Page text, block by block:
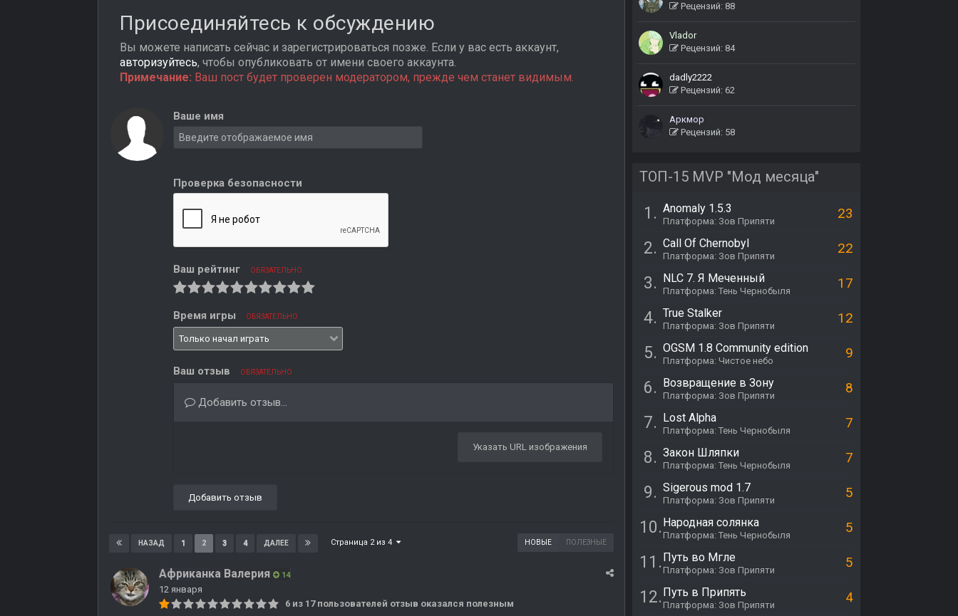
Присоединяйтесь к обсуждению
Вы можете написать сейчас и зарегистрироваться позже. Если у вас есть аккаунт,
авторизуйтесь, чтобы опубликовать от имени своего аккаунта.
Примечание: Ваш пост будет проверен модератором, прежде чем станет видимым.
Ваше имя
Проверка безопасности
Ваш рейтинг ОБЯЗАТЕЛЬНО
Время игры ОБЯЗАТЕЛЬНО
Ваш отзыв ОБЯЗАТЕЛЬНО
Добавить отзыв...
Указать URL изображения
Добавить отзыв
НАЗАД 1 2 3 4 ДАЛЕЕ Страница 2 из 4 ПОЛЕЗНЫЕ
НОВЫЕ
Африканка Валерия 14
12 января
6 из 17 пользователей отзыв оказался полезным
Рецензий: 88
Vlador
Рецензий: 84
dadly2222
Рецензий: 62
Аркмор
Рецензий: 58
ТОП-15 MVP "Мод месяца"
1. Anomaly 1.5.3
Платформа: Зов Припяти 23
2. Call Of Chernobyl
Платформа: Зов Припяти 22
3. NLC 7. Я Меченный
Платформа: Тень Чернобыля 17
4. True Stalker
Платформа: Зов Припяти 12
5. OGSM 1.8 Community edition
Платформа: Чистое небо 9
6. Возвращение в Зону
Платформа: Зов Припяти 8
7. Lost Alpha
Платформа: Тень Чернобыля 7
8. Закон Шляпки
Платформа: Тень Чернобыля 7
9. Sigerous mod 1.7
Платформа: Зов Припяти 5
10. Народная солянка
Платформа: Тень Чернобыля 5
11. Путь во Мгле
Платформа: Зов Припяти 5
12. Путь в Припять
Платформа: Зов Припяти 4